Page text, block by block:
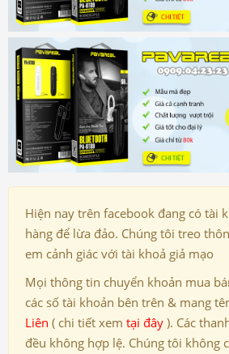
Hiện nay trên facebook đang có tài
hàng để lừa đảo. Chúng tôi treo
em cảnh giác với tài khoả giả mạo
Mọi thông tin chuyển khoản mua
các số tài khoản bên trên & mang
Liên ( chi tiết xem tại đây ). Các
đều không hợp lệ. Chúng tôi không